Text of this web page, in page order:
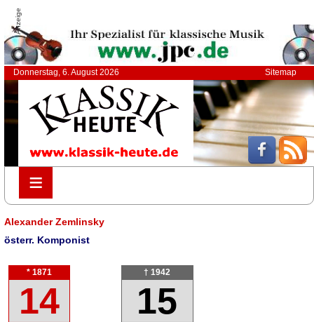
Anzeige
Donnerstag, 6. August 2026 Sitemap
≡
≡
Alexander Zemlinsky
österr. Komponist
* 1871
14
† 1942
15